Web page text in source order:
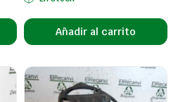
Añadir al carrito